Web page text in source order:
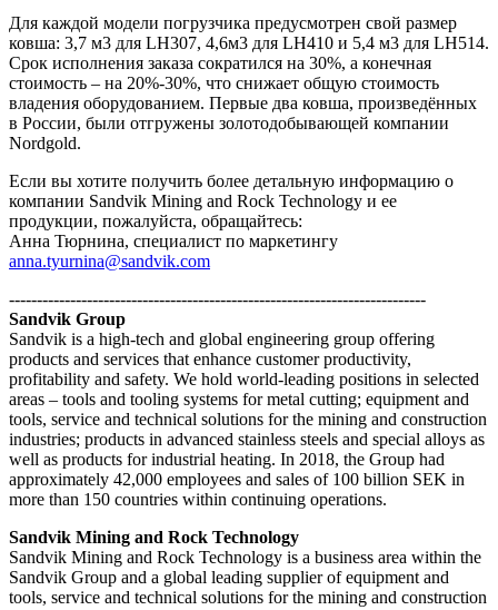
Для каждой модели погрузчика предусмотрен свой размер
ковша: 3,7 м3 для LH307, 4,6м3 для LH410 и 5,4 м3 для LH514.
Срок исполнения заказа сократился на 30%, а конечная
стоимость – на 20%-30%, что снижает общую стоимость
владения оборудованием. Первые два ковша, произведённых
в России, были отгружены золотодобывающей компании
Nordgold.
Если вы хотите получить более детальную информацию о
компании Sandvik Mining and Rock Technology и ее
продукции, пожалуйста, обращайтесь:
Анна Тюрнина, специалист по маркетингу
anna.tyurnina@sandvik.com
---------------------------------------------------------------------------
Sandvik Group
Sandvik is a high-tech and global engineering group offering
products and services that enhance customer productivity,
profitability and safety. We hold world-leading positions in selected
areas – tools and tooling systems for metal cutting; equipment and
tools, service and technical solutions for the mining and construction
industries; products in advanced stainless steels and special alloys as
well as products for industrial heating. In 2018, the Group had
approximately 42,000 employees and sales of 100 billion SEK in
more than 150 countries within continuing operations.
Sandvik Mining and Rock Technology
Sandvik Mining and Rock Technology is a business area within the
Sandvik Group and a global leading supplier of equipment and
tools, service and technical solutions for the mining and construction